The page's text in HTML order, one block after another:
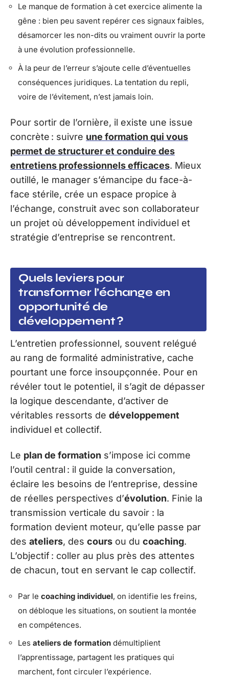
Le manque de formation à cet exercice alimente la
gêne : bien peu savent repérer ces signaux faibles,
désamorcer les non-dits ou vraiment ouvrir la porte
à une évolution professionnelle.
À la peur de l’erreur s’ajoute celle d’éventuelles
conséquences juridiques. La tentation du repli,
voire de l’évitement, n’est jamais loin.
Pour sortir de l’ornière, il existe une issue
concrète : suivre une formation qui vous
permet de structurer et conduire des
entretiens professionnels efficaces. Mieux
outillé, le manager s’émancipe du face-à-
face stérile, crée un espace propice à
l’échange, construit avec son collaborateur
un projet où développement individuel et
stratégie d’entreprise se rencontrent.
Quels leviers pour
transformer l’échange en
opportunité de
développement ?
L’entretien professionnel, souvent relégué
au rang de formalité administrative, cache
pourtant une force insoupçonnée. Pour en
révéler tout le potentiel, il s’agit de dépasser
la logique descendante, d’activer de
véritables ressorts de développement
individuel et collectif.
Le plan de formation s’impose ici comme
l’outil central : il guide la conversation,
éclaire les besoins de l’entreprise, dessine
de réelles perspectives d’évolution. Finie la
transmission verticale du savoir : la
formation devient moteur, qu’elle passe par
des ateliers, des cours ou du coaching.
L’objectif : coller au plus près des attentes
de chacun, tout en servant le cap collectif.
Par le coaching individuel, on identifie les freins,
on débloque les situations, on soutient la montée
en compétences.
Les ateliers de formation démultiplient
l’apprentissage, partagent les pratiques qui
marchent, font circuler l’expérience.